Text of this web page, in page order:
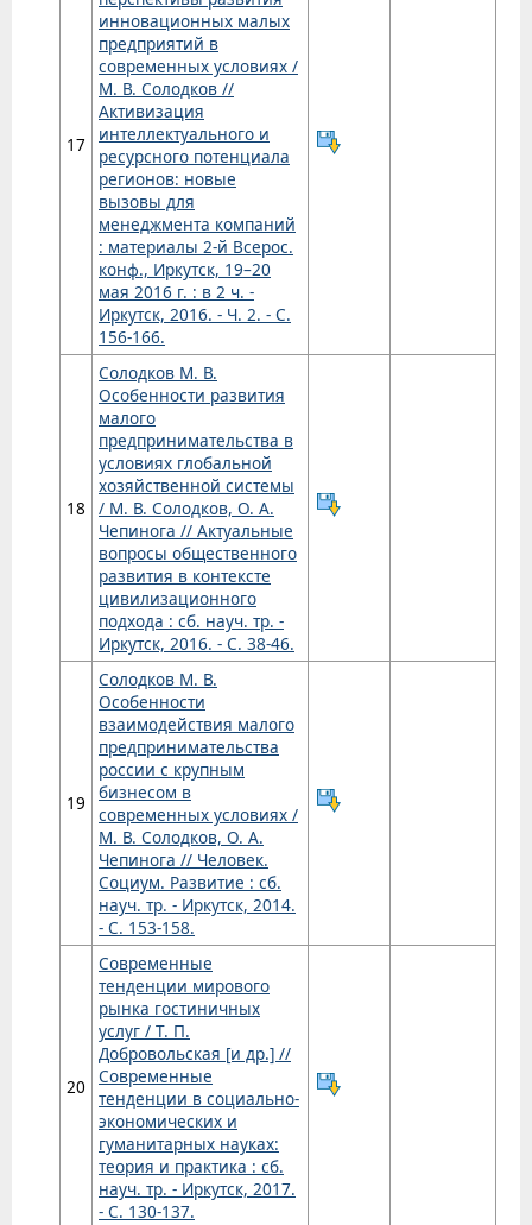
17
инновационных малых
предприятий в
современных условиях /
М. В. Солодков //
Активизация
интеллектуального и
ресурсного потенциала
регионов: новые
вызовы для
менеджмента компаний
: материалы 2-й Всерос.
конф., Иркутск, 19–20
мая 2016 г. : в 2 ч. -
Иркутск, 2016. - Ч. 2. - С.
156-166.
18
Солодков М. В.
Особенности развития
малого
предпринимательства в
условиях глобальной
хозяйственной системы
/ М. В. Солодков, О. А.
Чепинога // Актуальные
вопросы общественного
развития в контексте
цивилизационного
подхода : сб. науч. тр. -
Иркутск, 2016. - С. 38-46.
19
Солодков М. В.
Особенности
взаимодействия малого
предпринимательства
россии с крупным
бизнесом в
современных условиях /
М. В. Солодков, О. А.
Чепинога // Человек.
Социум. Развитие : сб.
науч. тр. - Иркутск, 2014.
- С. 153-158.
20
Современные
тенденции мирового
рынка гостиничных
услуг / Т. П.
Добровольская [и др.] //
Современные
тенденции в социально-
экономических и
гуманитарных науках:
теория и практика : сб.
науч. тр. - Иркутск, 2017.
- С. 130-137.